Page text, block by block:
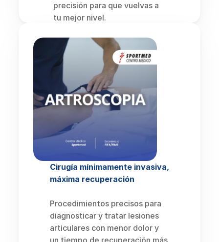
precisión para que vuelvas a
tu mejor nivel.
Cirugía mínimamente invasiva,
máxima recuperación
Procedimientos precisos para
diagnosticar y tratar lesiones
articulares con menor dolor y
un tiempo de recuperación más